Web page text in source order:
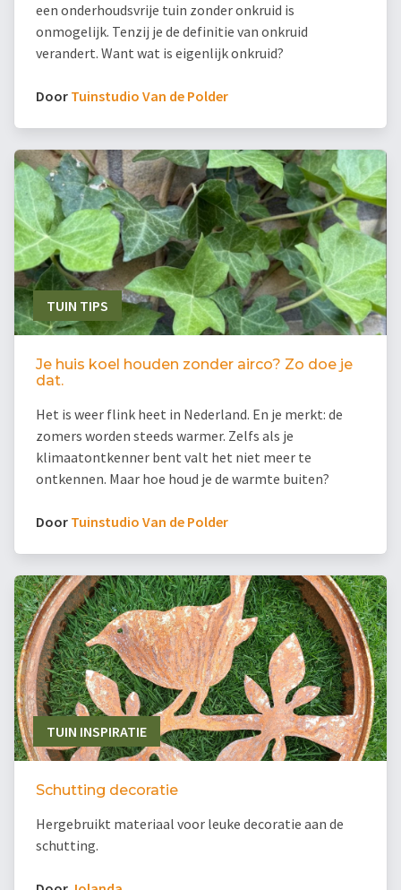
een onderhoudsvrije tuin zonder onkruid is
onmogelijk. Tenzij je de definitie van onkruid
verandert. Want wat is eigenlijk onkruid?
Door Tuinstudio Van de Polder
TUIN TIPS
Je huis koel houden zonder airco? Zo doe je
dat.
Het is weer flink heet in Nederland. En je merkt: de
zomers worden steeds warmer. Zelfs als je
klimaatontkenner bent valt het niet meer te
ontkennen. Maar hoe houd je de warmte buiten?
Door Tuinstudio Van de Polder
TUIN INSPIRATIE
Schutting decoratie
Hergebruikt materiaal voor leuke decoratie aan de
schutting.